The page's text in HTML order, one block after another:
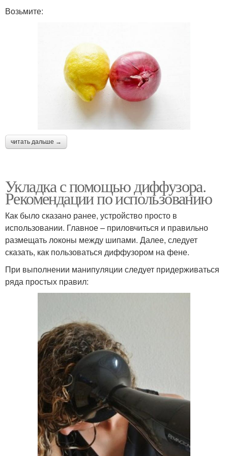
Возьмите:
читать дальше →
Укладка с помощью диффузора.
Рекомендации по использованию
Как было сказано ранее, устройство просто в
использовании. Главное – приловчиться и правильно
размещать локоны между шипами. Далее, следует
сказать, как пользоваться диффузором на фене.
При выполнении манипуляции следует придерживаться
ряда простых правил: